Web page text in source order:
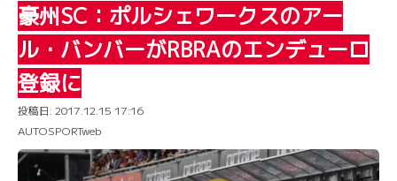
豪州SC：ポルシェワークスのアー
ル・バンバーがRBRAのエンデューロ
登録に
投稿日: 2017.12.15 17:16
AUTOSPORTweb